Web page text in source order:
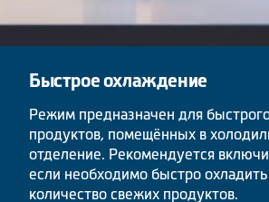
Быстрое охлаждение
Режим предназначен для
продуктов, помещённых в
отделение. Рекомендуется
если необходимо быстро
количество свежих продуктов.